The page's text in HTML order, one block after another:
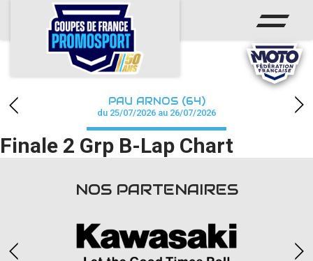
ACCUEIL
ACTUS
CALENDRIER
CHAMPIONNAT
RÉSULTATS
PAU ARNOS (64)
du 25/07/2026 au 26/07/2026
Finale 2 Grp B-Lap Chart
NOS PARTENAIRES